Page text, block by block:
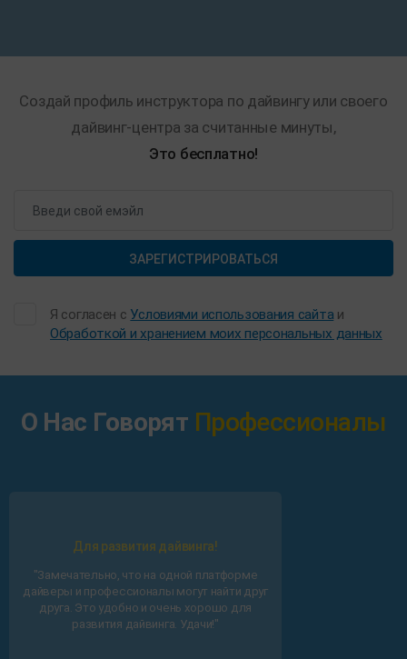
Создай профиль инструктора по дайвингу или своего
дайвинг-центра за считанные минуты,
Это бесплатно!
ЗАРЕГИСТРИРОВАТЬСЯ
Я согласен с Условиями использования сайта и
Обработкой и хранением моих персональных данных
О Нас Говорят Профессионалы
Для развития дайвинга!
"Замечательно, что на одной платформе
дайверы и профессионалы могут найти друг
друга. Это удобно и очень хорошо для
развития дайвинга. Удачи!"